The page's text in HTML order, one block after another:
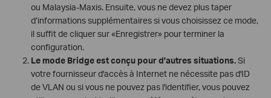
ou Malaysia-Maxis. Ensuite, vous ne devez plus taper
d’informations supplémentaires si vous choisissez ce mode,
il suffit de cliquer sur «Enregistrer» pour terminer la
configuration.
Le mode Bridge est conçu pour d'autres situations.Si
votre fournisseur d'accès à Internet ne nécessite pas d'ID
de VLAN ou si vous ne pouvez pas l'identifier, vous pouvez